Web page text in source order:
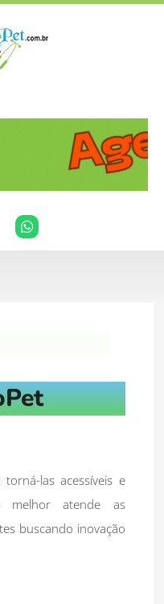
las acessíveis e
melhor atende as
buscando inovação